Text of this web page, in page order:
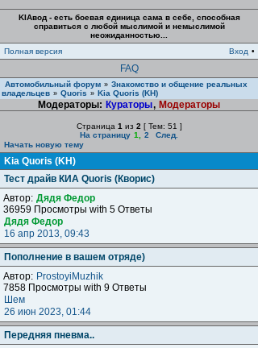
KIAвод - есть боевая единица сама в себе, способная
справиться с любой мыслимой и немыслимой
неожиданностью...
Полная версия
Вход •
FAQ
Автомобильный форум » Знакомство и общение реальных
владельцев » Quoris » Kia Quoris (KH)
Модераторы: Кураторы, Модераторы
Страница 1 из 2 [ Тем: 51 ]
На страницу 1 2
След.
Начать новую тему
Kia Quoris (KH)
Тест драйв КИА Quoris (Кворис)
Автор: Дядя Федор
36959 Просмотры with 5 Ответы
Дядя Федор
16 апр 2013, 09:43
Пополнение в вашем отряде)
Автор: ProstoyiMuzhik
7858 Просмотры with 9 Ответы
Шем
26 июн 2023, 01:44
Передняя пневма..